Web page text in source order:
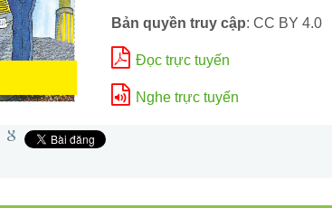
Bản quyền truy cập: CC BY 4.0
Đọc trực tuyến
Nghe trực tuyến